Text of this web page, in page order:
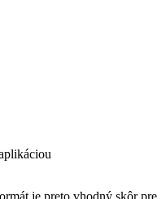
je preto vhodný skôr pre